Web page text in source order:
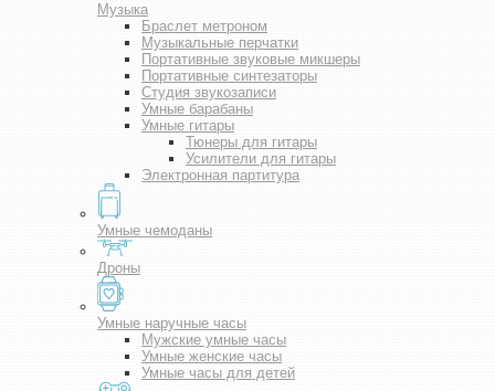
Музыка
Браслет метроном
Музыкальные перчатки
Портативные звуковые микшеры
Портативные синтезаторы
Студия звукозаписи
Умные барабаны
Умные гитары
Тюнеры для гитары
Усилители для гитары
Электронная партитура
Умные чемоданы
Дроны
Умные наручные часы
Мужские умные часы
Умные женские часы
Умные часы для детей